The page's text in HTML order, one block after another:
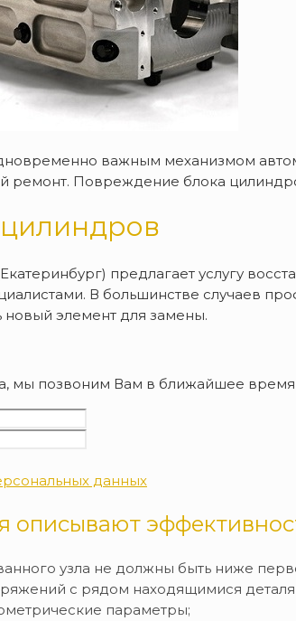
важным механизмом
ремонт. Повреждение блока
предлагает услугу
В большинстве случаев
новый элемент для замены.
мы позвоним Вам в ближайшее время
данных
описывают
узла не должны быть ниже
с рядом находящимися
параметры;